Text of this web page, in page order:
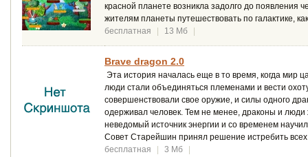
красной планете возникла задолго до появления
жителям планеты путешествовать по галактике,
бесплатная
| 13 Мб |
Brave dragon 2.0
Эта история началась еще в то время, когда мир
люди стали объединяться племенами и вести
совершенствовали свое оружие, и силы одного
одерживал человек. Тем не менее, драконы и люди
неведомый источник энергии и со временем
Совет Старейшин принял решение истребить
бесплатная
| 3 Мб |